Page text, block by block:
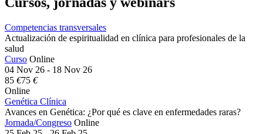
Competencias transversales
Actualización de espiritualidad en clínica para profesionales de la
salud
Curso Online
04 Nov 26 - 18 Nov 26
85 €75 €
Online
Genética Clínica
Avances en Genética: ¿Por qué es clave en enfermedades raras?
Jornada/Congreso Online